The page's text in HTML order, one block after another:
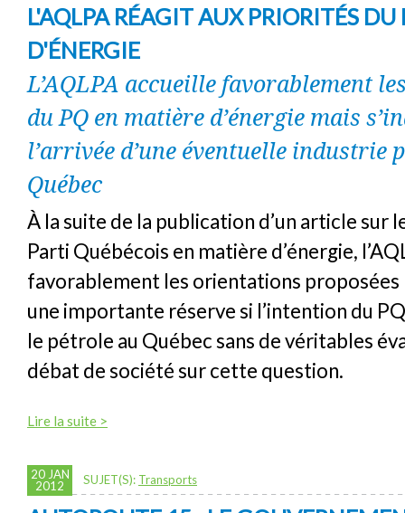
L'AQLPA RÉAGIT AUX PRIORITÉS
D'ÉNERGIE
L’AQLPA accueille favorablement
du PQ en matière d’énergie mais
l’arrivée d’une éventuelle industrie
Québec
À la suite de la publication d’un article sur
Parti Québécois en matière d’énergie,
favorablement les orientations proposées
une importante réserve si l’intention du
le pétrole au Québec sans de véritables
débat de société sur cette question.
Lire la suite >
20 JAN
2012
SUJET(S): Transports